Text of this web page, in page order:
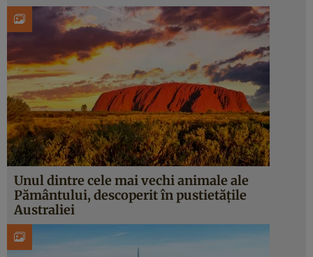
Unul dintre cele mai vechi animale ale
Pământului, descoperit în pustietățile
Australiei